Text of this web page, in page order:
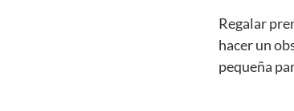
Regalar
hacer un
pequeña